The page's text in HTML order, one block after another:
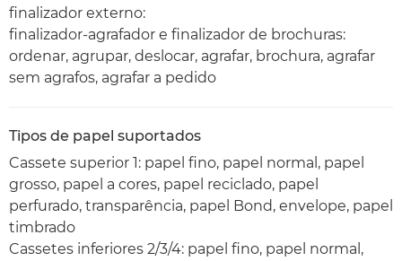
finalizador externo:
finalizador-agrafador e finalizador de brochuras:
ordenar, agrupar, deslocar, agrafar, brochura, agrafar
sem agrafos, agrafar a pedido
Tipos de papel suportados
Cassete superior 1: papel fino, papel normal, papel
grosso, papel a cores, papel reciclado, papel
perfurado, transparência, papel Bond, envelope, papel
timbrado
Cassetes inferiores 2/3/4: papel fino, papel normal,